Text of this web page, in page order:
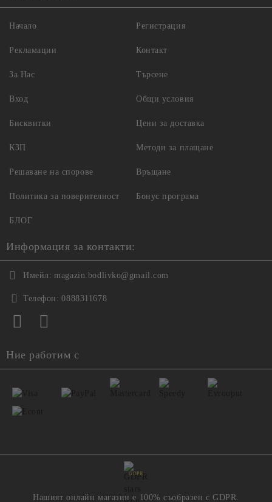
Начало
Рекламации
За Нас
Вход
Регистрация
Контакт
Търсене
Общи условия
Бисквитки
КЗП
Решаване на спорове
Политика за поверителност
Цени за доставка
Методи за плащане
Връщане
Бонус програма
БЛОГ
Информация за контакти:
Имейл: magazin.bodlivko@gmail.com
Телефон: 0888311678
Ние работим с
GDPR
Нашият онлайн магазин е 100% съобразен с GDPR.